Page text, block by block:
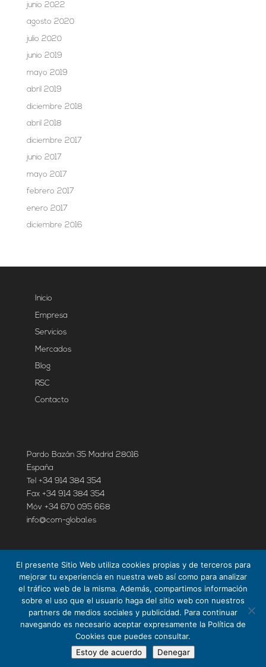
junio 2022
agosto 2020
julio 2020
junio 2019
mayo 2019
abril 2019
diciembre 2018
abril 2018
diciembre 2017
junio 2017
mayo 2017
febrero 2017
enero 2017
diciembre 2016
Inicio
Empresa
Servicios
Mercados
Blog
RSC
Contacto
Pardo Bazán 35 Madrid 28016
España
Tel +34 914 384 354
Fax +34 914 384 354
Móv +34 670 095 668
info@com-global.es
Política de cookies
Política de privacidad
Aviso Legal
El presente Sitio Web utiliza cookies propias y de terceros para
mejorar tu experiencia en nuestra web así como para analizar
el tráfico web de la misma. Además, compartimos información
sobre el uso que el usuario haga del sitio web con nuestros
partners de medios sociales y publicidad. Para continuar
navegando es necesario aceptar expresamente la Política de
Cookies que puedes consultar.
Estoy de acuerdo
Denegar